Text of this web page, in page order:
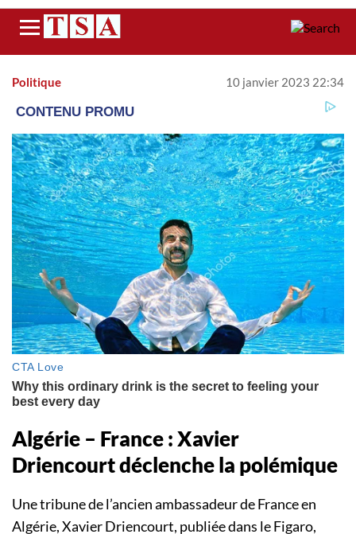
Menu
Politique 10 janvier 2023 22:34
Algérie – France : Xavier
Driencourt déclenche la polémique
Une tribune de l’ancien ambassadeur de France en
Algérie, Xavier Driencourt, publiée dans le Figaro,